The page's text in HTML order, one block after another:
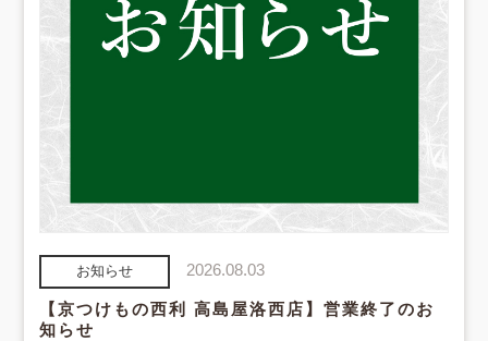
お知らせ 2026.08.03
【京つけもの西利 高島屋洛西店】営業終了のお
知らせ